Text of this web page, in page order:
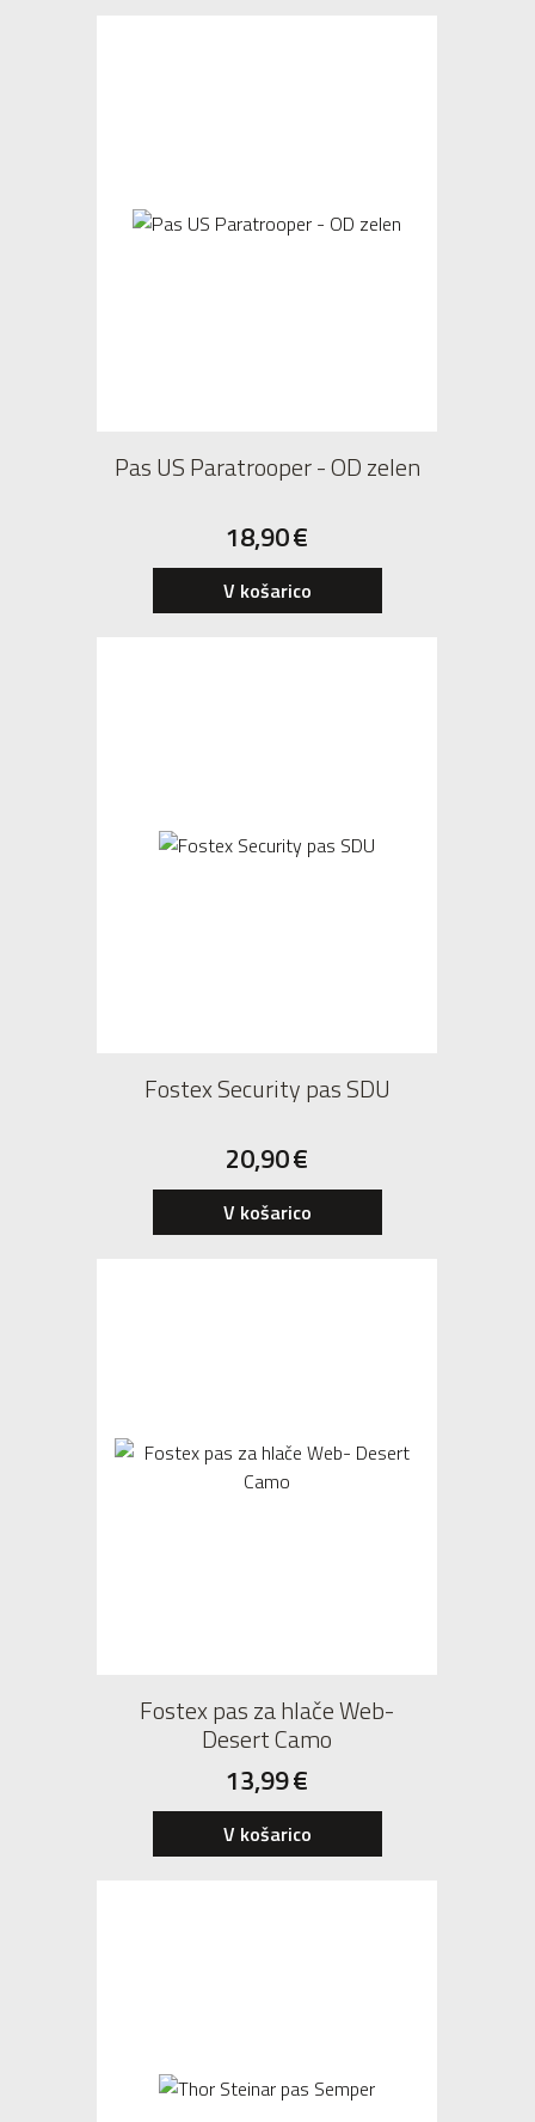
Pas US Paratrooper - OD zelen
18,90€
V košarico
Fostex Security pas SDU
20,90€
V košarico
Fostex pas za hlače Web-
Desert Camo
13,99€
V košarico